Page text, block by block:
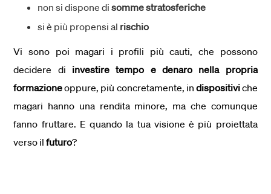
non si dispone disomme stratosferiche
si è più propensi al rischio
Vi sono poi magari i profili più cauti, che possono
decidere di investire tempo e denaro nella propria
formazioneoppure, più concretamente, in dispositiviche
magari hanno una rendita minore, ma che comunque
fanno fruttare. E quando la tua visione è più proiettata
verso ilfuturo?